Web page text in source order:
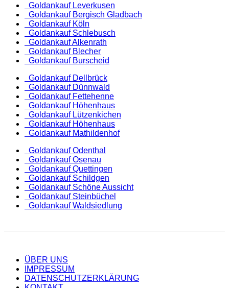
Goldankauf Leverkusen
Goldankauf Bergisch Gladbach
Goldankauf Köln
Goldankauf Schlebusch
Goldankauf Alkenrath
Goldankauf Blecher
Goldankauf Burscheid
Goldankauf Dellbrück
Goldankauf Dünnwald
Goldankauf Fettehenne
Goldankauf Höhenhaus
Goldankauf Lützenkichen
Goldankauf Höhenhaus
Goldankauf Mathildenhof
Goldankauf Odenthal
Goldankauf Osenau
Goldankauf Quettingen
Goldankauf Schildgen
Goldankauf Schöne Aussicht
Goldankauf Steinbüchel
Goldankauf Waldsiedlung
ÜBER UNS
IMPRESSUM
DATENSCHUTZERKLÄRUNG